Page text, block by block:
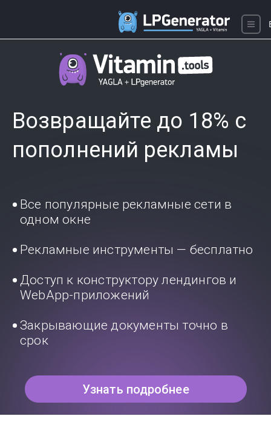
Возвращайте до 18% с
пополнений рекламы
Все популярные рекламные сети в
одном окне
Рекламные инструменты — бесплатно
Доступ к конструктору лендингов и
WebApp-приложений
Закрывающие документы точно в
срок
Узнать подробнее